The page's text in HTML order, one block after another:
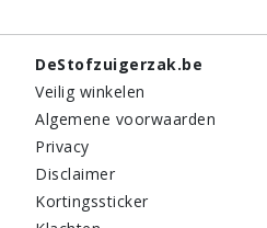
DeStofzuigerzak.be
Veilig winkelen
Algemene voorwaarden
Privacy
Disclaimer
Kortingssticker